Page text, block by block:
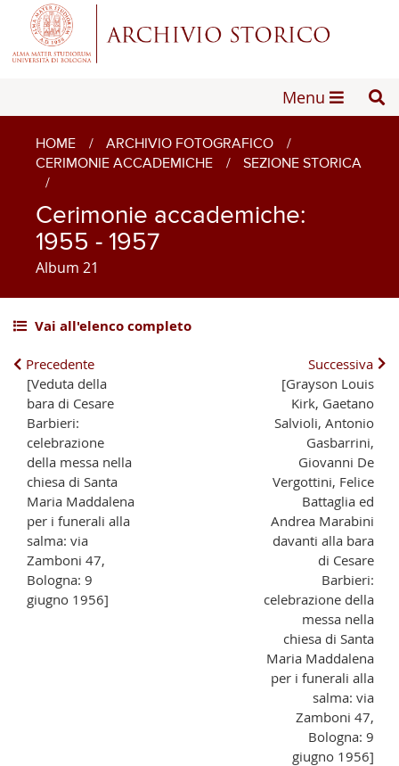
Menu
HOME / ARCHIVIO FOTOGRAFICO
/
CERIMONIE ACCADEMICHE
/
SEZIONE STORICA
/
Cerimonie accademiche:
1955 - 1957
Album 21
Vai all'elenco completo
Precedente
[Veduta della
bara di Cesare
Barbieri:
celebrazione
della messa nella
chiesa di Santa
Maria Maddalena
per i funerali alla
salma: via
Zamboni 47,
Bologna: 9
giugno 1956]
Successiva
[Grayson Louis
Kirk, Gaetano
Salvioli, Antonio
Gasbarrini,
Giovanni De
Vergottini, Felice
Battaglia ed
Andrea Marabini
davanti alla bara
di Cesare
Barbieri:
celebrazione della
messa nella
chiesa di Santa
Maria Maddalena
per i funerali alla
salma: via
Zamboni 47,
Bologna: 9
giugno 1956]